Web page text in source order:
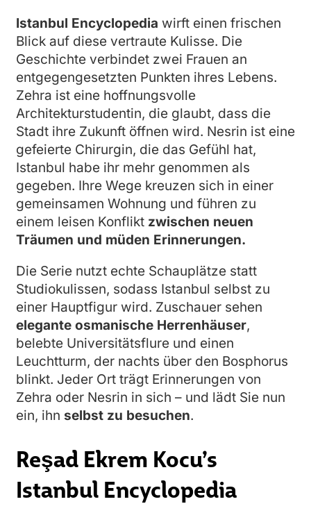
Istanbul Encyclopedia wirft einen frischen
Blick auf diese vertraute Kulisse. Die
Geschichte verbindet zwei Frauen an
entgegengesetzten Punkten ihres Lebens.
Zehra ist eine hoffnungsvolle
Architekturstudentin, die glaubt, dass die
Stadt ihre Zukunft öffnen wird. Nesrin ist eine
gefeierte Chirurgin, die das Gefühl hat,
Istanbul habe ihr mehr genommen als
gegeben. Ihre Wege kreuzen sich in einer
gemeinsamen Wohnung und führen zu
einem leisen Konflikt zwischen neuen
Träumen und müden Erinnerungen.
Die Serie nutzt echte Schauplätze statt
Studiokulissen, sodass Istanbul selbst zu
einer Hauptfigur wird. Zuschauer sehen
elegante osmanische Herrenhäuser,
belebte Universitätsflure und einen
Leuchtturm, der nachts über den Bosphorus
blinkt. Jeder Ort trägt Erinnerungen von
Zehra oder Nesrin in sich – und lädt Sie nun
ein, ihn selbst zu besuchen.
Reşad Ekrem Kocu’s
Istanbul Encyclopedia